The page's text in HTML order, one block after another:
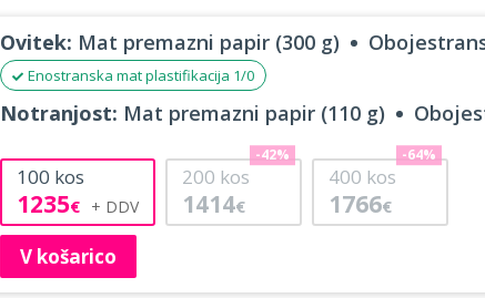
Ovitek: Mat premazni papir (300 g)
Enostranska mat plastifikacija 1/0
Notranjost: Mat premazni papir (110 g)
100 kos
1235€
200 kos
1414€
-42%
400 kos
1766€
-64%
V košarico